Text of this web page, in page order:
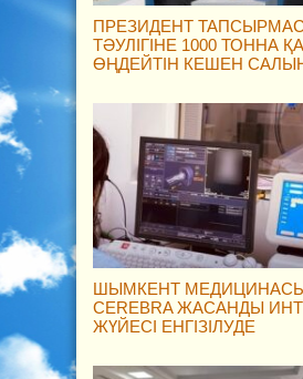
ПРЕЗИДЕНТ
ТӘУЛІГІНЕ 1000 ТОННА
ӨҢДЕЙТІН КЕШЕН
ШЫМКЕНТ
CEREBRA ЖАСАНДЫ
ЖҮЙЕСІ ЕНГІЗІЛУДЕ